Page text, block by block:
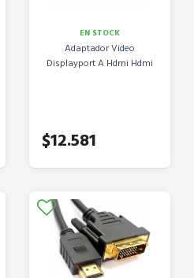
EN STOCK
Adaptador Video
Displayport A Hdmi Hdmi
$12.581